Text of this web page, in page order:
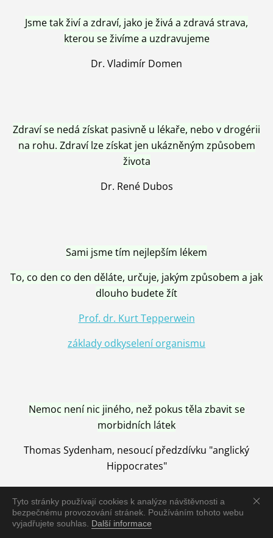
Tyto stránky používají cookies k analýze návštěvnosti a
bezpečnému provozování stránek. Používáním tohoto webu
vyjadřujete souhlas. Další informace
Jsme tak živí a zdraví, jako je živá a zdravá strava,
kterou se živíme a uzdravujeme
Dr. Vladimír Domen
Zdraví se nedá získat pasivně u lékaře, nebo v drogérii
na rohu. Zdraví lze získat jen ukázněným způsobem
života
Dr. René Dubos
Sami jsme tím nejlepším lékem
To, co den co den děláte, určuje, jakým způsobem a jak
dlouho budete žít
Prof. dr. Kurt Tepperwein
základy odkyselení organismu
Nemoc není nic jiného, než pokus těla zbavit se
morbidních látek
Thomas Sydenham, nesoucí předzdívku "anglický
Hippocrates"
Nemoc je vyléčena jen pomocí Přírody, neutralizací a